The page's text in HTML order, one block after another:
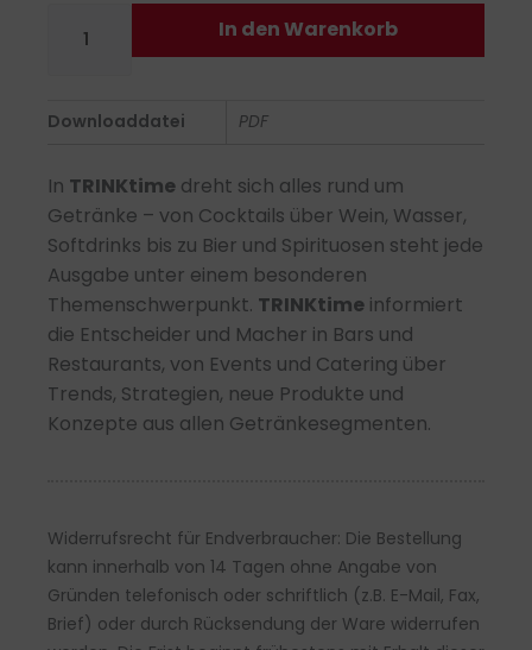
03/2022
Menge
In den Warenkorb
Downloaddatei PDF
In TRINKtime dreht sich alles rund um
Getränke – von Cocktails über Wein, Wasser,
Softdrinks bis zu Bier und Spirituosen steht jede
Ausgabe unter einem besonderen
Themenschwerpunkt. TRINKtime informiert
die Entscheider und Macher in Bars und
Restaurants, von Events und Catering über
Trends, Strategien, neue Produkte und
Konzepte aus allen Getränkesegmenten.
Widerrufsrecht für Endverbraucher: Die Bestellung
kann innerhalb von 14 Tagen ohne Angabe von
Gründen telefonisch oder schriftlich (z.B. E-Mail, Fax,
Brief) oder durch Rücksendung der Ware widerrufen